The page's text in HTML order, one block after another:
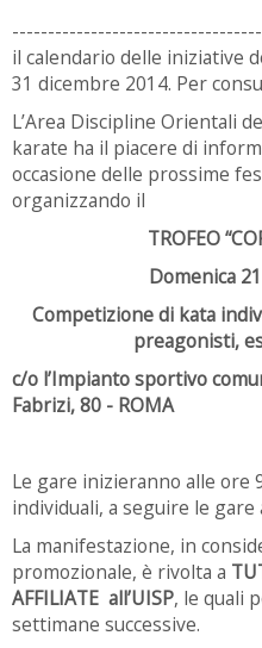
il calendario delle iniziative
31 dicembre 2014. Per
L’Area Discipline Orientali
karate ha il piacere di
occasione delle prossime
organizzando il
TROFEO
Domenica
Competizione di kata
preagonisti,
c/o l’Impianto sportivo
Fabrizi, 80 - ROMA
Le gare inizieranno alle ore
individuali, a seguire le gare
La manifestazione, in
promozionale, è rivolta a
AFFILIATE all’UISP, le quali
settimane successive.